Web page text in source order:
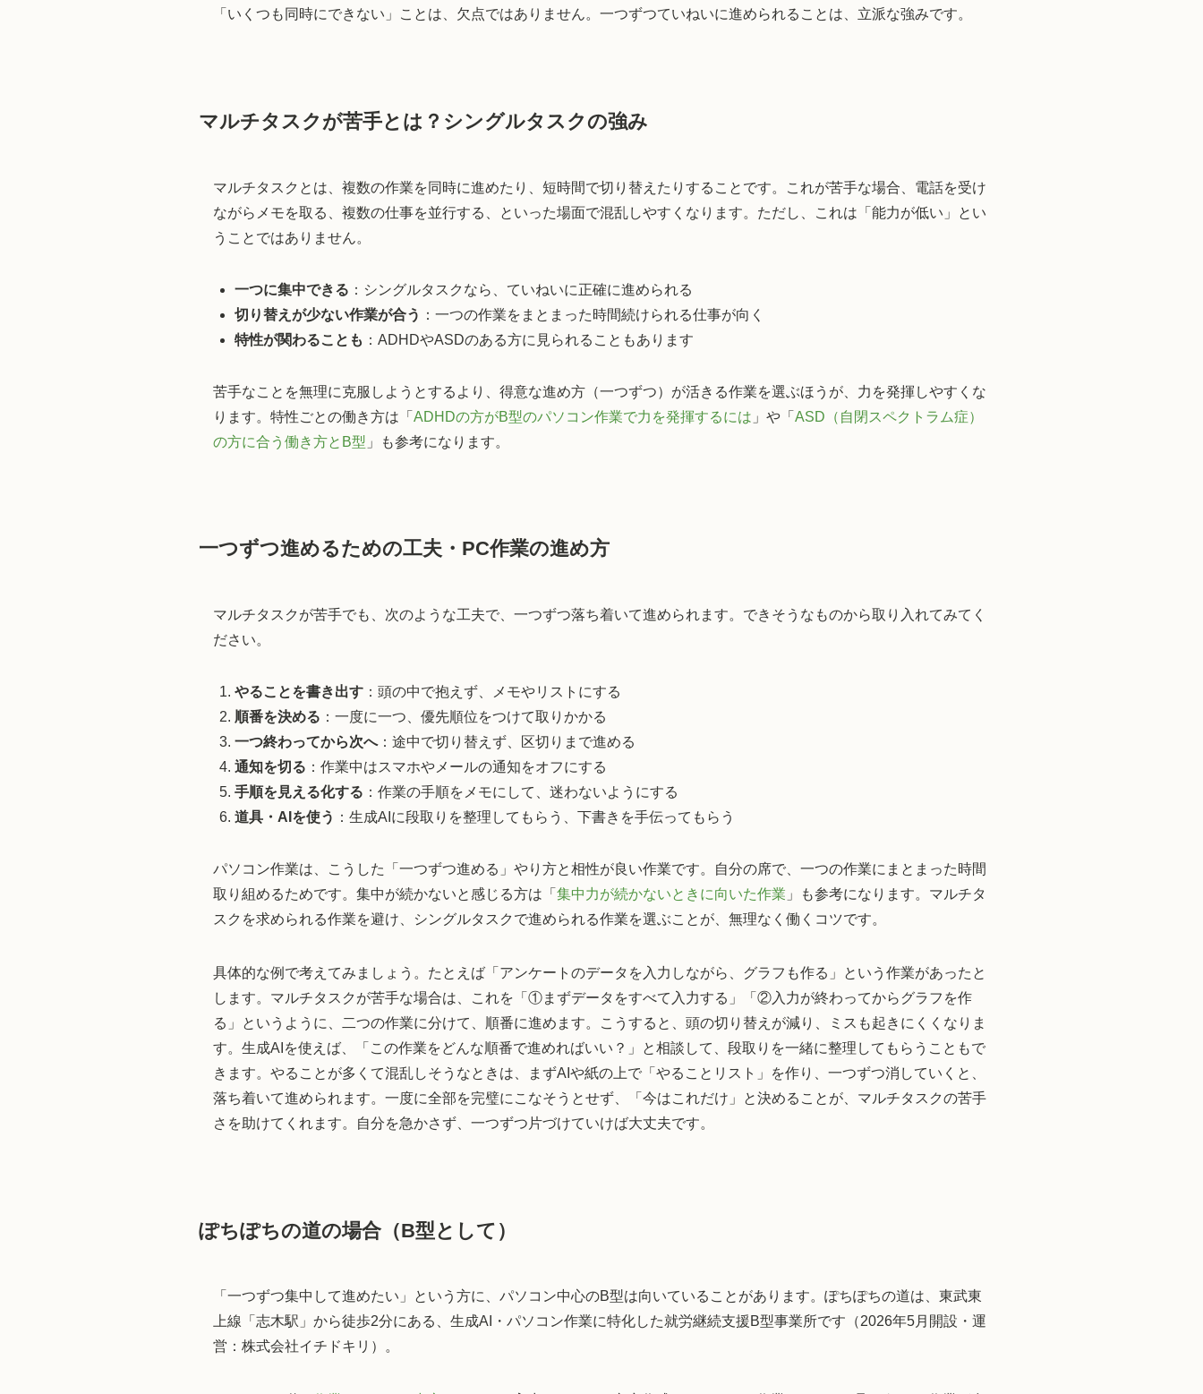
「いくつも同時にできない」ことは、欠点ではありません。一つずつていねいに進められることは、立派な強みです。
マルチタスクが苦手とは？シングルタスクの強み
マルチタスクとは、複数の作業を同時に進めたり、短時間で切り替えたりすることです。これが苦手な場合、電話を受け
ながらメモを取る、複数の仕事を並行する、といった場面で混乱しやすくなります。ただし、これは「能力が低い」とい
うことではありません。
一つに集中できる ：シングルタスクなら、ていねいに正確に進められる
切り替えが少ない作業が合う ：一つの作業をまとまった時間続けられる仕事が向く
特性が関わることも ：ADHDやASDのある方に見られることもあります
苦手なことを無理に克服しようとするより、得意な進め方（一つずつ）が活きる作業を選ぶほうが、力を発揮しやすくな
ります。特性ごとの働き方は「 ADHDの方がB型のパソコン作業で力を発揮するには 」や「 ASD（自閉スペクトラム症）
の方に合う働き方とB型 」も参考になります。
一つずつ進めるための工夫・PC作業の進め方
マルチタスクが苦手でも、次のような工夫で、一つずつ落ち着いて進められます。できそうなものから取り入れてみてく
ださい。
やることを書き出す ：頭の中で抱えず、メモやリストにする
順番を決める ：一度に一つ、優先順位をつけて取りかかる
一つ終わってから次へ：途中で切り替えず、区切りまで進める
通知を切る ：作業中はスマホやメールの通知をオフにする
手順を見える化する ：作業の手順をメモにして、迷わないようにする
道具・AIを使う ：生成AIに段取りを整理してもらう、下書きを手伝ってもらう
パソコン作業は、こうした「一つずつ進める」やり方と相性が良い作業です。自分の席で、一つの作業にまとまった時間
取り組めるためです。集中が続かないと感じる方は「 集中力が続かないときに向いた作業 」も参考になります。マルチタ
スクを求められる作業を避け、シングルタスクで進められる作業を選ぶことが、無理なく働くコツです。
具体的な例で考えてみましょう。たとえば「アンケートのデータを入力しながら、グラフも作る」という作業があったと
します。マルチタスクが苦手な場合は、これを「①まずデータをすべて入力する」「②入力が終わってからグラフを作
る」というように、二つの作業に分けて、順番に進めます。こうすると、頭の切り替えが減り、ミスも起きにくくなりま
す。生成AIを使えば、「この作業をどんな順番で進めればいい？」と相談して、段取りを一緒に整理してもらうこともで
きます。やることが多くて混乱しそうなときは、まずAIや紙の上で「やることリスト」を作り、一つずつ消していくと、
落ち着いて進められます。一度に全部を完璧にこなそうとせず、「今はこれだけ」と決めることが、マルチタスクの苦手
さを助けてくれます。自分を急かさず、一つずつ片づけていけば大丈夫です。
ぽちぽちの道の場合（B型として）
「一つずつ集中して進めたい」という方に、パソコン中心のB型は向いていることがあります。ぽちぽちの道は、東武東
上線「志木駅」から徒歩2分にある、生成AI・パソコン作業に特化した就労継続支援B型事業所です（2026年5月開設・運
営：株式会社イチドキリ）。